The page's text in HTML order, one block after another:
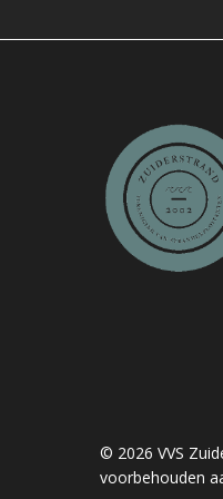
© 2026 VVS
voorbehouden